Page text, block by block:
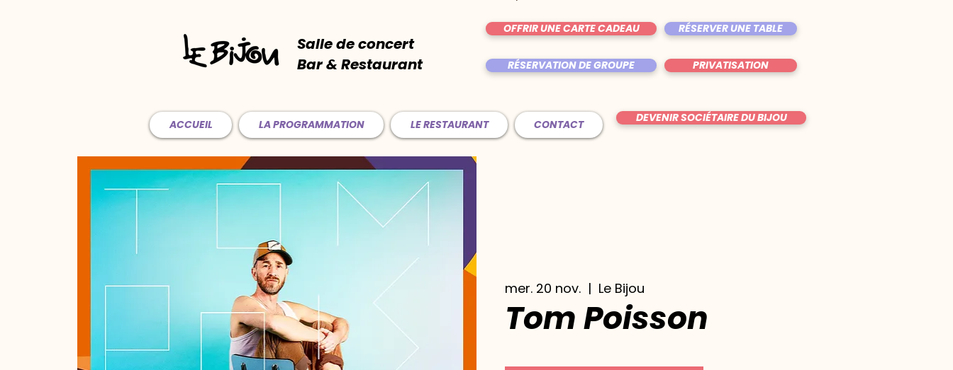
Salle de concert
Bar & Restaurant
OFFRIR UNE CARTE CADEAU RÉSERVER UNE TABLE
RÉSERVATION DE GROUPE PRIVATISATION
ACCUEIL LA PROGRAMMATION LE RESTAURANT CONTACT DEVENIR SOCIÉTAIRE DU BIJOU
mer. 20 nov.
  |
Le Bijou
Tom Poisson